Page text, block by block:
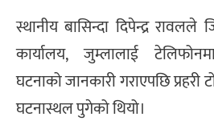
स्थानीय बासिन्दा दिपेन्द्र रावलले
कार्यालय, जुम्लालाई
घटनाको जानकारी गराएपछि प्रहरी
घटनास्थल पुगेको थियो।